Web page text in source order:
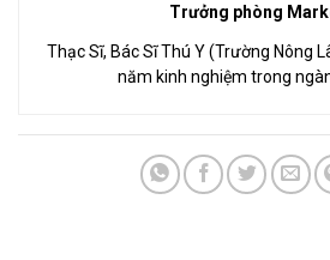
Trưởng phòng
Thạc Sĩ, Bác Sĩ Thú Y (Trường Nông
năm kinh nghiệm trong